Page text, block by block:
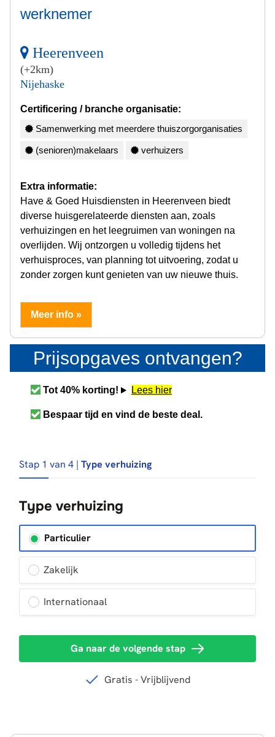
werknemer
Heerenveen
(+2km)
Nijehaske
Certificering / branche organisatie:
Samenwerking met meerdere thuiszorgorganisaties
(senioren)makelaars verhuizers
Extra informatie:
Have & Goed Huisdiensten in Heerenveen biedt
diverse huisgerelateerde diensten aan, zoals
verhuizingen en het leegruimen van woningen na
overlijden. Wij ontzorgen u volledig tijdens het
verhuisproces, van planning tot uitvoering, zodat u
zonder zorgen kunt genieten van uw nieuwe thuis.
Meer info »
Prijsopgaves ontvangen?
Tot 40% korting! Lees hier
Bespaar tijd en vind de beste deal.